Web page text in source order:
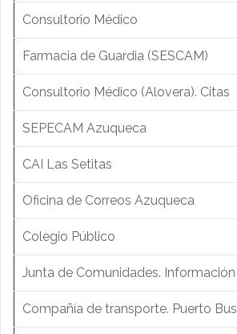
Consultorio Médico
Farmacia de Guardia (SESCAM)
Consultorio Médico (Alovera). Citas
SEPECAM Azuqueca
CAI Las Setitas
Oficina de Correos Azuqueca
Colegio Público
Junta de Comunidades. Información
Compañía de transporte. Puerto Bus